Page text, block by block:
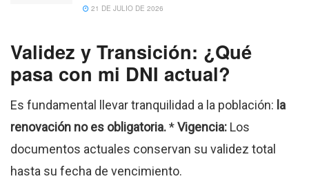
21 DE JULIO DE 2026
Validez y Transición: ¿Qué
pasa con mi DNI actual?
Es fundamental llevar tranquilidad a la población: la
renovación no es obligatoria.*Vigencia: Los
documentos actuales conservan su validez total
hasta su fecha de vencimiento.